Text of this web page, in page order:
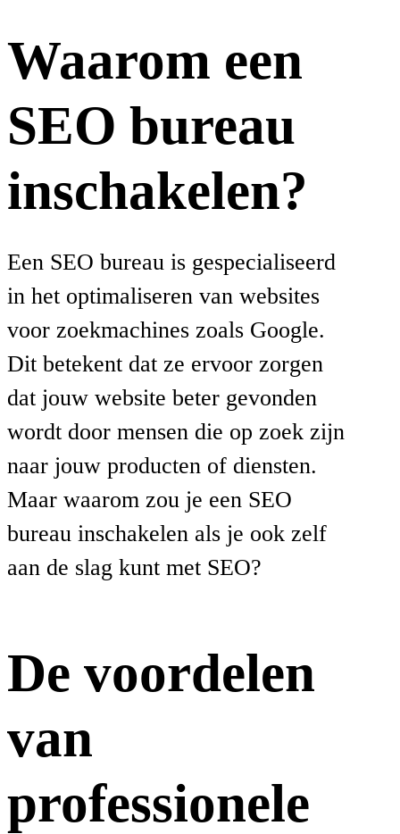
Waarom een
SEO bureau
inschakelen?
Een SEO bureau is gespecialiseerd
in het optimaliseren van websites
voor zoekmachines zoals Google.
Dit betekent dat ze ervoor zorgen
dat jouw website beter gevonden
wordt door mensen die op zoek zijn
naar jouw producten of diensten.
Maar waarom zou je een SEO
bureau inschakelen als je ook zelf
aan de slag kunt met SEO?
De voordelen
van
professionele